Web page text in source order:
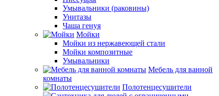
Умывальники (раковины)
Унитазы
Чаша генуя
Мойки
Мойки из нержавеющей стали
Мойки композитные
Умывальники
Мебель для ванной
комнаты
Полотенцесушители